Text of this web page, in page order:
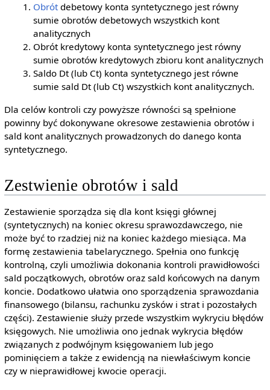
Obrótdebetowy konta syntetycznego jest równy
sumie obrotów debetowych wszystkich kont
analitycznych
Obrót kredytowy konta syntetycznego jest równy
sumie obrotów kredytowych zbioru kont analitycznych
Saldo Dt (lub Ct) konta syntetycznego jest równe
sumie sald Dt (lub Ct) wszystkich kont analitycznych.
Dla celów kontroli czy powyższe równości są spełnione
powinny być dokonywane okresowe zestawienia obrotów i
sald kont analitycznych prowadzonych do danego konta
syntetycznego.
Zestwienie obrotów i sald
Zestawienie sporządza się dla kont księgi głównej
(syntetycznych) na koniec okresu sprawozdawczego, nie
może być to rzadziej niż na koniec każdego miesiąca. Ma
formę zestawienia tabelarycznego. Spełnia ono funkcję
kontrolną, czyli umożliwia dokonania kontroli prawidłowości
sald początkowych, obrotów oraz sald końcowych na danym
koncie. Dodatkowo ułatwia ono sporządzenia sprawozdania
finansowego (bilansu, rachunku zysków i strat i pozostałych
części). Zestawienie służy przede wszystkim wykryciu błędów
księgowych. Nie umożliwia ono jednak wykrycia błędów
związanych z podwójnym księgowaniem lub jego
pominięciem a także z ewidencją na niewłaściwym koncie
czy w nieprawidłowej kwocie operacji.